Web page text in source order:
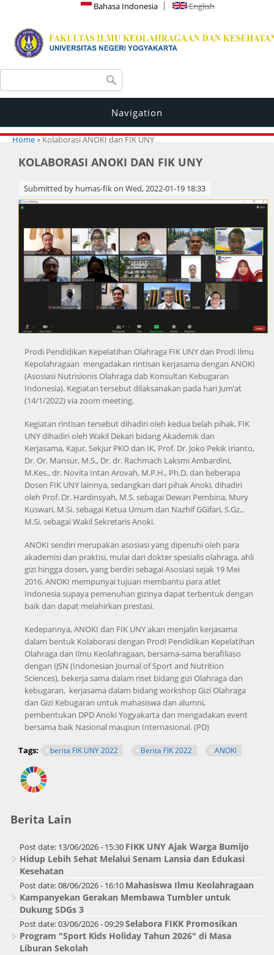
Bahasa Indonesia English
Search form
Navigation
You are here
Home» Kolaborasi ANOKI dan FIK UNY
KOLABORASI ANOKI DAN FIK UNY
Submitted by humas-fikon Wed, 2022-01-19 18:33
Prodi Pendidikan Kepelatihan Olahraga FIK UNY dan Prodi Ilmu
Kepolahragaan mengadakan rintisan kerjasama dengan ANOKI
(Asosiasi Nutrisionis Olahraga dab Konsultan Kebugaran
Indonesia). Kegiatan tersebut dilaksanakan pada hari Jum’at
(14/1/2022) via zoom meeting.
Kegiatan rintisan tersebut dihadiri oleh kedua belah pihak, FIK
UNY dihadiri oleh Wakil Dekan bidang Akademik dan
Kerjasama, Kajur, Sekjur PKO dan IK, Prof. Dr. Joko Pekik Irianto,
Dr. Or. Mansur, M.S., Dr. dr. Rachmach Laksmi Ambardini,
M.Kes., dr. Novita Intan Arovah, M.P.H., Ph.D, dan beberapa
Dosen FIK UNY lainnya, sedangkan dari pihak Anoki, dihadiri
oleh Prof. Dr. Hardinsyah, M.S. sebagai Dewan Pembina, Mury
Kuswari, M.Si. sebagai Ketua Umum dan Nazhif GGifari, S.Gz.,
M.Si. sebagai Wakil Sekretaris Anoki.
ANOKI sendiri merupakan asosiasi yang dipenuhi oleh para
akademisi dan praktisi, mulai dari dokter spesialis olahraga, ahli
gizi hingga dosen, yang berdiri sebagai Asosiasi sejak 19 Mei
2016. ANOKI mempunyai tujuan membantu para atlet
Indonesia supaya pemenuhan gizinya dapat terbentuk dengan
baik dan dapat melahirkan prestasi.
Kedepannya, ANOKI dan FIK UNY akan menjalin kerjasama
dalam bentuk Kolaborasi dengan Prodi Pendidikan Kepelatihan
Olahraga dan Ilmu Keolahragaan, bersama-sama berafiliaso
dengan IJSN (Indonesian Journal of Sport and Nutrition
Sciences), bekerja sama dalam riset bidang gizi Olahraga dan
kebugaran, kerjasama dalam bidang workshop Gizi Olahraga
dan Gizi Kebugaran untuk mahasiswa dan alumni,
pembentukan DPD Anoki Yogyakarta dan mengadakan event
bersama baik Nasional maupun Internasional. (PD)
Tags: berita FIK UNY 2022 Berita FIK 2022 ANOKI
Berita Lain
Post date: 13/06/2026 - 15:30 FIKK UNY Ajak Warga Bumijo
Hidup Lebih Sehat Melalui Senam Lansia dan Edukasi
Kesehatan
Post date:08/06/2026 - 16:10 Mahasiswa Ilmu Keolahragaan
Kampanyekan Gerakan Membawa Tumbler untuk
Dukung SDGs 3
Post date:03/06/2026 - 09:29Selabora FIKK Promosikan
Program "Sport Kids Holiday Tahun 2026" di Masa
Liburan Sekolah